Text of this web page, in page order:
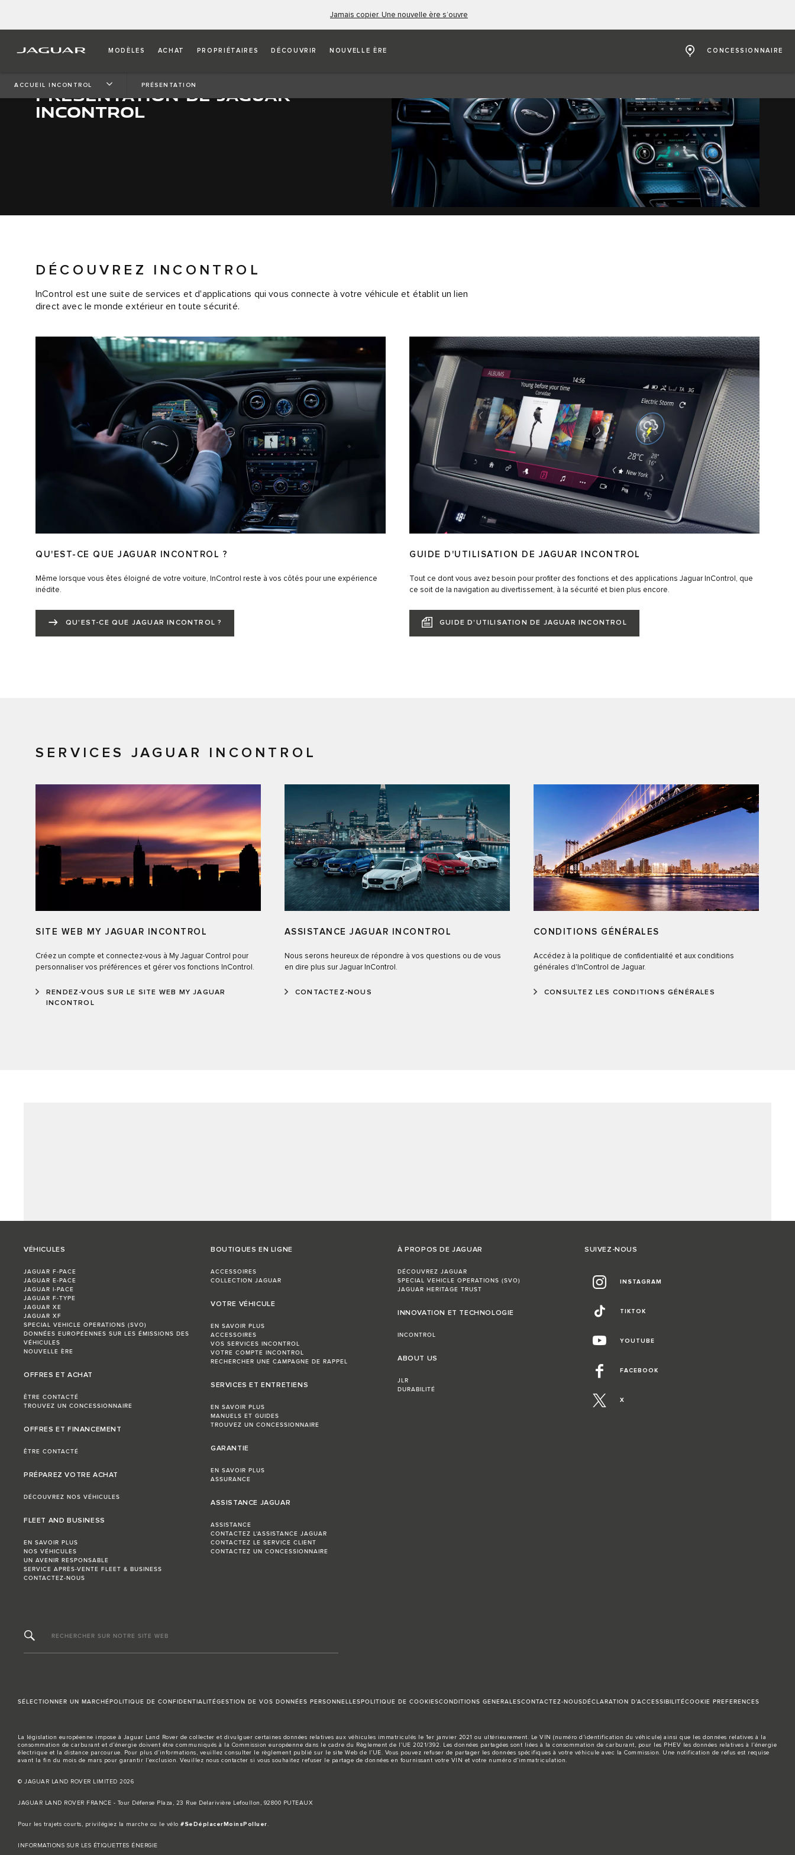
Jamais copier. Une nouvelle ère s’ouvre
MODÈLES ACHAT PROPRIÉTAIRES DÉCOUVRIR NOUVELLE ÈRE CONCESSIONNAIRE
ACCUEIL INCONTROL PRÉSENTATION
PRÉSENTATION DE JAGUAR
INCONTROL
DÉCOUVREZ INCONTROL
InControl est une suite de services et d'applications qui vous connecte à votre véhicule et établit un lien
direct avec le monde extérieur en toute sécurité.
QU'EST-CE QUE JAGUAR INCONTROL ?
Même lorsque vous êtes éloigné de votre voiture, InControl reste à vos côtés pour une expérience
inédite.
QU'EST-CE QUE JAGUAR INCONTROL ?
GUIDE D'UTILISATION DE JAGUAR INCONTROL
Tout ce dont vous avez besoin pour profiter des fonctions et des applications Jaguar InControl, que
ce soit de la navigation au divertissement, à la sécurité et bien plus encore.
GUIDE D'UTILISATION DE JAGUAR INCONTROL
SERVICES JAGUAR INCONTROL
SITE WEB MY JAGUAR INCONTROL
Créez un compte et connectez-vous à My Jaguar Control pour
personnaliser vos préférences et gérer vos fonctions InControl.
RENDEZ-VOUS SUR LE SITE WEB MY JAGUAR
INCONTROL
ASSISTANCE JAGUAR INCONTROL
Nous serons heureux de répondre à vos questions ou de vous
en dire plus sur Jaguar InControl.
CONTACTEZ-NOUS
CONDITIONS GÉNÉRALES
Accédez à la politique de confidentialité et aux conditions
générales d'InControl de Jaguar.
CONSULTEZ LES CONDITIONS GÉNÉRALES
VÉHICULES
JAGUAR F-PACE
JAGUAR E-PACE
JAGUAR I-PACE
JAGUAR F-TYPE
JAGUAR XE
JAGUAR XF
SPECIAL VEHICLE OPERATIONS (SVO)
DONNÉES EUROPÉENNES SUR LES ÉMISSIONS DES
VÉHICULES
NOUVELLE ÈRE
OFFRES ET ACHAT
ÊTRE CONTACTÉ
TROUVEZ UN CONCESSIONNAIRE
OFFRES ET FINANCEMENT
ÊTRE CONTACTÉ
PRÉPAREZ VOTRE ACHAT
DÉCOUVREZ NOS VÉHICULES
FLEET AND BUSINESS
EN SAVOIR PLUS
NOS VÉHICULES
UN AVENIR RESPONSABLE
SERVICE APRÈS-VENTE FLEET & BUSINESS
CONTACTEZ-NOUS
BOUTIQUES EN LIGNE
ACCESSOIRES
COLLECTION JAGUAR
VOTRE VÉHICULE
EN SAVOIR PLUS
ACCESSOIRES
VOS SERVICES INCONTROL
VOTRE COMPTE INCONTROL
RECHERCHER UNE CAMPAGNE DE RAPPEL
SERVICES ET ENTRETIENS
EN SAVOIR PLUS
MANUELS ET GUIDES
TROUVEZ UN CONCESSIONNAIRE
GARANTIE
EN SAVOIR PLUS
ASSURANCE
ASSISTANCE JAGUAR
ASSISTANCE
CONTACTEZ L'ASSISTANCE JAGUAR
CONTACTEZ LE SERVICE CLIENT
CONTACTEZ UN CONCESSIONNAIRE
À PROPOS DE JAGUAR
DÉCOUVREZ JAGUAR
SPECIAL VEHICLE OPERATIONS (SVO)
JAGUAR HERITAGE TRUST
INNOVATION ET TECHNOLOGIE
INCONTROL
ABOUT US
JLR
DURABILITÉ
SUIVEZ-NOUS
INSTAGRAM
TIKTOK
YOUTUBE
FACEBOOK
X
RECHERCHER SUR NOTRE SITE WEB
SÉLECTIONNER UN MARCHÉPOLITIQUE DE CONFIDENTIALITÉGESTION DE VOS DONNÉES PERSONNELLESPOLITIQUE DE COOKIESCONDITIONS GENERALESCONTACTEZ-NOUSDÉCLARATION D’ACCESSIBILITÉCOOKIE PREFERENCES
La législation européenne impose à Jaguar Land Rover de collecter et divulguer certaines données relatives aux véhicules immatriculés le 1er janvier 2021 ou ultérieurement. Le VIN (numéro d’identification du véhicule) ainsi que les données relatives à la
consommation de carburant et d’énergie doivent être communiqués à la Commission européenne dans le cadre du Règlement de l’UE 2021/392. Les données partagées sont liées à la consommation de carburant, pour les PHEV les données relatives à l’énergie
électrique et la distance parcourue. Pour plus d’informations, veuillez consulter le règlement publié sur le site Web de l’UE . Vous pouvez refuser de partager les données spécifiques à votre véhicule avec la Commission. Une notification de refus est requise
avant la fin du mois de mars pour garantir l’exclusion. Veuillez nous contacter si vous souhaitez refuser le partage de données en fournissant votre VIN et votre numéro d’immatriculation.
© JAGUAR LAND ROVER LIMITED 2026
JAGUAR LAND ROVER FRANCE - Tour Défense Plaza, 23 Rue Delarivière Lefoullon, 92800 PUTEAUX
Pour les trajets courts, privilégiez la marche ou le vélo #SeDéplacerMoinsPolluer
INFORMATIONS SUR LES ÉTIQUETTES ÉNERGIE